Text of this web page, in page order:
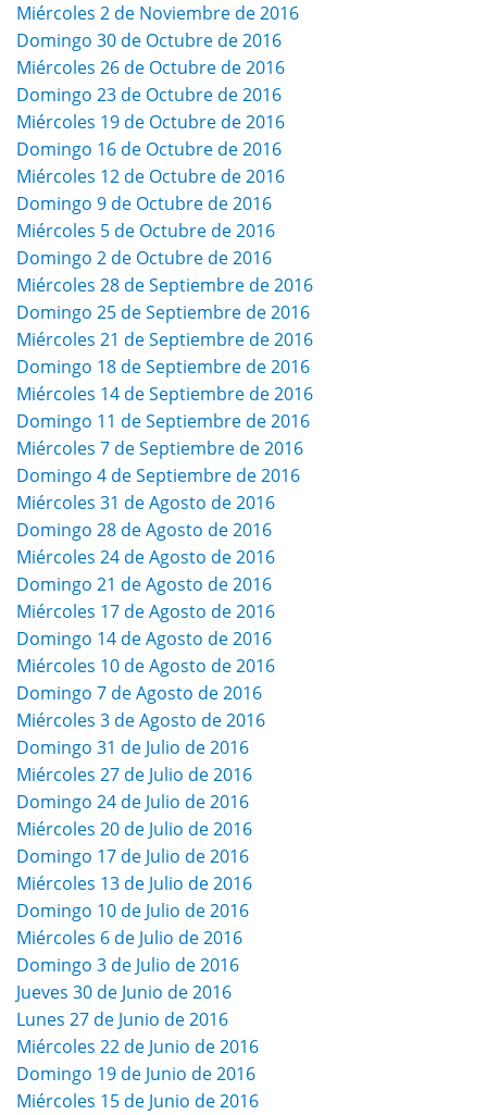
Miércoles 2 de Noviembre de 2016
Domingo 30 de Octubre de 2016
Miércoles 26 de Octubre de 2016
Domingo 23 de Octubre de 2016
Miércoles 19 de Octubre de 2016
Domingo 16 de Octubre de 2016
Miércoles 12 de Octubre de 2016
Domingo 9 de Octubre de 2016
Miércoles 5 de Octubre de 2016
Domingo 2 de Octubre de 2016
Miércoles 28 de Septiembre de 2016
Domingo 25 de Septiembre de 2016
Miércoles 21 de Septiembre de 2016
Domingo 18 de Septiembre de 2016
Miércoles 14 de Septiembre de 2016
Domingo 11 de Septiembre de 2016
Miércoles 7 de Septiembre de 2016
Domingo 4 de Septiembre de 2016
Miércoles 31 de Agosto de 2016
Domingo 28 de Agosto de 2016
Miércoles 24 de Agosto de 2016
Domingo 21 de Agosto de 2016
Miércoles 17 de Agosto de 2016
Domingo 14 de Agosto de 2016
Miércoles 10 de Agosto de 2016
Domingo 7 de Agosto de 2016
Miércoles 3 de Agosto de 2016
Domingo 31 de Julio de 2016
Miércoles 27 de Julio de 2016
Domingo 24 de Julio de 2016
Miércoles 20 de Julio de 2016
Domingo 17 de Julio de 2016
Miércoles 13 de Julio de 2016
Domingo 10 de Julio de 2016
Miércoles 6 de Julio de 2016
Domingo 3 de Julio de 2016
Jueves 30 de Junio de 2016
Lunes 27 de Junio de 2016
Miércoles 22 de Junio de 2016
Domingo 19 de Junio de 2016
Miércoles 15 de Junio de 2016